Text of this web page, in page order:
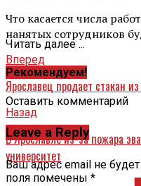
Что касается числа
нанятых сотрудников
Вперед
Ярославец продает стакан
Назад
В Ярославле из-за пожара
университет
Читать далее ...
Рекомендуем!
Оставить комментарий
Leave a Reply
Ваш адрес email не
поля помечены *